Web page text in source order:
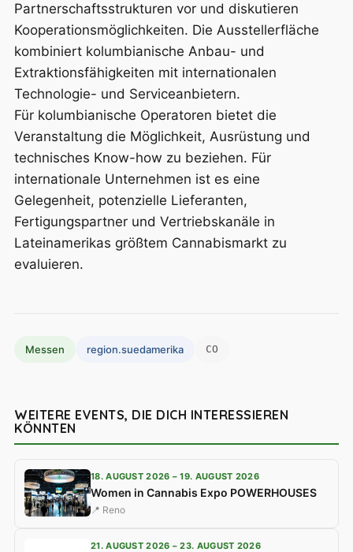
Partnerschaftsstrukturen vor und diskutieren
Kooperationsmöglichkeiten. Die Ausstellerfläche
kombiniert kolumbianische Anbau- und
Extraktionsfähigkeiten mit internationalen
Technologie- und Serviceanbietern.
Für kolumbianische Operatoren bietet die
Veranstaltung die Möglichkeit, Ausrüstung und
technisches Know-how zu beziehen. Für
internationale Unternehmen ist es eine
Gelegenheit, potenzielle Lieferanten,
Fertigungspartner und Vertriebskanäle in
Lateinamerikas größtem Cannabismarkt zu
evaluieren.
Messen region.suedamerika CO
WEITERE EVENTS, DIE DICH INTERESSIEREN
KÖNNTEN
18. AUGUST 2026 – 19. AUGUST 2026
Women in Cannabis Expo POWERHOUSES
📍 Reno
21. AUGUST 2026 – 23. AUGUST 2026